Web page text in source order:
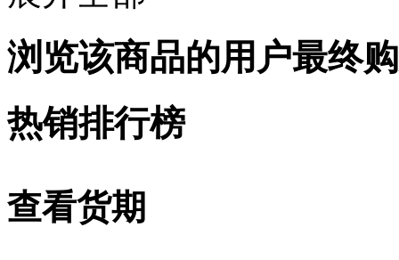
浏览该商品的用户最终
热销排行榜
查看货期